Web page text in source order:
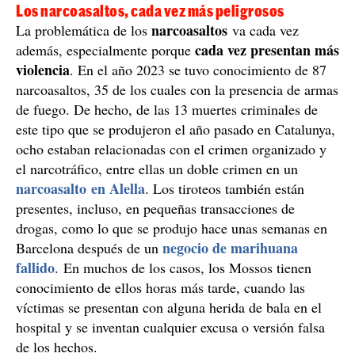
Los narcoasaltos, cada vez más peligrosos
La problemática de los narcoasaltos va cada vez
además, especialmente porque cada vez presentan más
violencia. En el año 2023 se tuvo conocimiento de 87
narcoasaltos, 35 de los cuales con la presencia de armas
de fuego. De hecho, de las 13 muertes criminales de
este tipo que se produjeron el año pasado en Catalunya,
ocho estaban relacionadas con el crimen organizado y
el narcotráfico, entre ellas un doble crimen en un
narcoasalto en Alella. Los tiroteos también están
presentes, incluso, en pequeñas transacciones de
drogas, como lo que se produjo hace unas semanas en
Barcelona después de un negocio de marihuana
fallido. En muchos de los casos, los Mossos tienen
conocimiento de ellos horas más tarde, cuando las
víctimas se presentan con alguna herida de bala en el
hospital y se inventan cualquier excusa o versión falsa
de los hechos.